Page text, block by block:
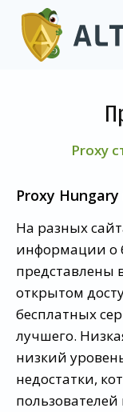
Proxy
Proxy Hungary
На разных
информации о
представлены
открытом
бесплатных
лучшего.
низкий
недостатки,